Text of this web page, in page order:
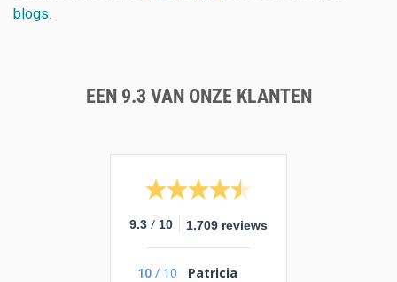
blogs.
EEN 9.3 VAN ONZE KLANTEN
9.3 / 10 1.709 reviews
10 / 10
Patricia